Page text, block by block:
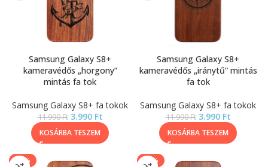
Samsung Galaxy S8+
kameravédős „horgony”
mintás fa tok
Samsung Galaxy S8+ fa tokok
11.990Ft 3.990 Ft
KOSÁRBA TESZEM
Samsung Galaxy S8+
kameravédős „iránytű” mintás
fa tok
Samsung Galaxy S8+ fa tokok
11.990Ft 3.990 Ft
KOSÁRBA TESZEM
-67%
-67%